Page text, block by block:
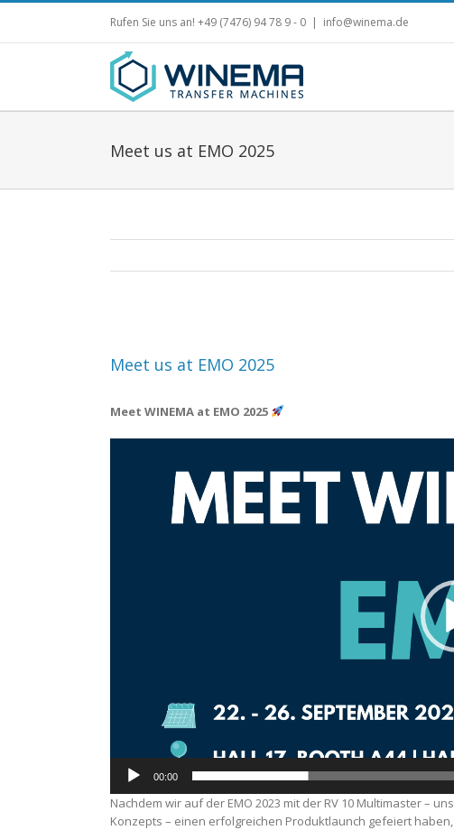
Skip
content
Rufen Sie uns an! +49 (7476) 94 78 9 - 0 | info@winema.de
Meet us at EMO 2025
Meet us at EMO 2025
Meet WINEMA at EMO 2025
00:00
Nachdem wir auf der EMO 2023 mit der RV 10 Multimaster –
Konzepts – einen erfolgreichen Produktlaunch gefeiert